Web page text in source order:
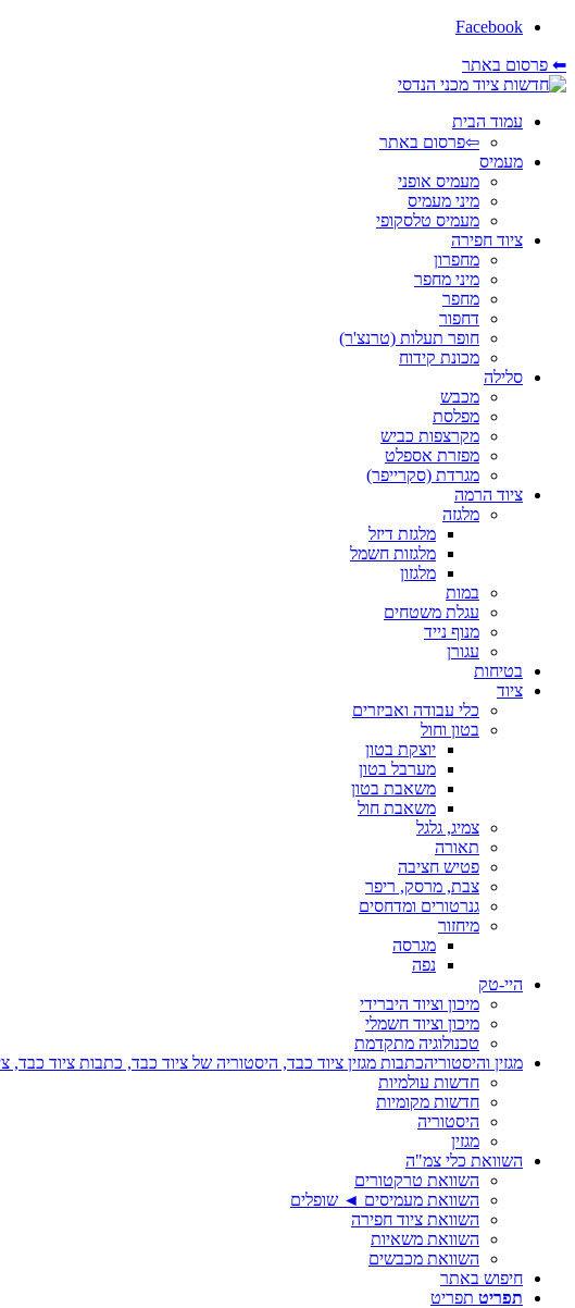
Facebook
⬅ פרסום באתר
עמוד הבית
⇦פרסום באתר
מעמיס
מעמיס אופני
מיני מעמיס
מעמיס טלסקופי
ציוד חפירה
מחפרון
מיני מחפר
מחפר
דחפור
חופר תעלות (טרנצ'ר)
מכונת קידוח
סלילה
מכבש
מפלסת
מקרצפות כביש
מפזרת אספלט
מגרדת (סקרייפר)
ציוד הרמה
מלגזה
מלגזת דיזל
מלגזות חשמל
מלגזון
במות
עגלת משטחים
מנוף נייד
עגורן
בטיחות
ציוד
כלי עבודה ואביזרים
בטון וחול
יוצקת בטון
מערבל בטון
משאבת בטון
משאבת חול
צמיג, גלגל
תאורה
פטיש חציבה
צבת, מרסק, ריפר
גנרטורים ומדחסים
מיחזור
מגרסה
נפה
היי-טק
מיכון וציוד היברידי
מיכון וציוד חשמלי
טכנולוגיה מתקדמת
מגזין והיסטוריהכתבות מגזין ציוד כבד, היסטוריה של ציוד כבד, כתבות ציוד כבד,
חדשות עולמיות
חדשות מקומיות
היסטוריה
מגזין
השוואת כלי צמ"ה
השוואת טרקטורים
השוואת מעמיסים ◄ שופלים
השוואת ציוד חפירה
השוואת משאיות
השוואת מכבשים
חיפוש באתר
תפריט תפריט